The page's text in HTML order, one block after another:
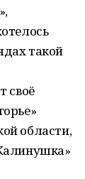
такой
своё
области,